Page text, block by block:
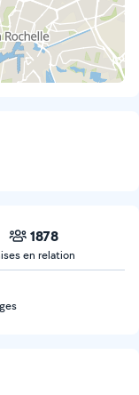
1878
en relation